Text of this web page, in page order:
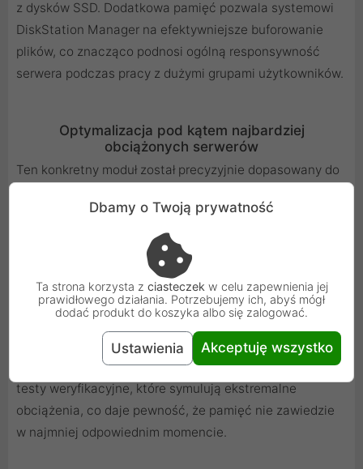
z dysków SSD. Dodatkowa pamięć pozwala systemowi
DiskStation Manager na efektywniejsze buforowanie
plików, co znacząco podnosi ogólną responsywność
serwera podczas pracy z dużymi grupami użytkowników.
Optymalizacja pod kątem najbardziej
obciążonych serwerów
Ten konkretny moduł został precyzyjnie dopasowany do
Synology, takich jak FlashStation czy seria SA.
Urządzenia te często pełnią rolę centralnych
magazynów danych dla całych korporacji lub służą jako
cele dla kopii zapasowych o krytycznym znaczeniu.
Wykorzystanie pamięci D4ER02-32G w modelach takich
jak FS3600 czy SA6400 gwarantuje, że sprzęt będzie
pracował z optymalnymi parametrami zdefiniowanymi
przez producenta. Każdy moduł przechodzi restrykcyjne
testy weryfikacyjne, które symulują ekstremalne
obciążenia, co daje pewność, że pamięć nie zawiedzie
w najmniej odpowiednim momencie.
Dbamy o Twoją prywatność
Ta strona korzysta z ciasteczek w celu zapewnienia jej
prawidłowego działania. Potrzebujemy ich, abyś mógł
dodać produkt do koszyka albo się zalogować.
Ustawienia Akceptuję wszystko